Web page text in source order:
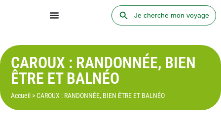
Search
for:
Search Button
CAROUX : RANDONNÉE, BIEN
ÊTRE ET BALNÉO
Accueil >CAROUX : RANDONNÉE, BIEN ÊTRE ET BALNÉO